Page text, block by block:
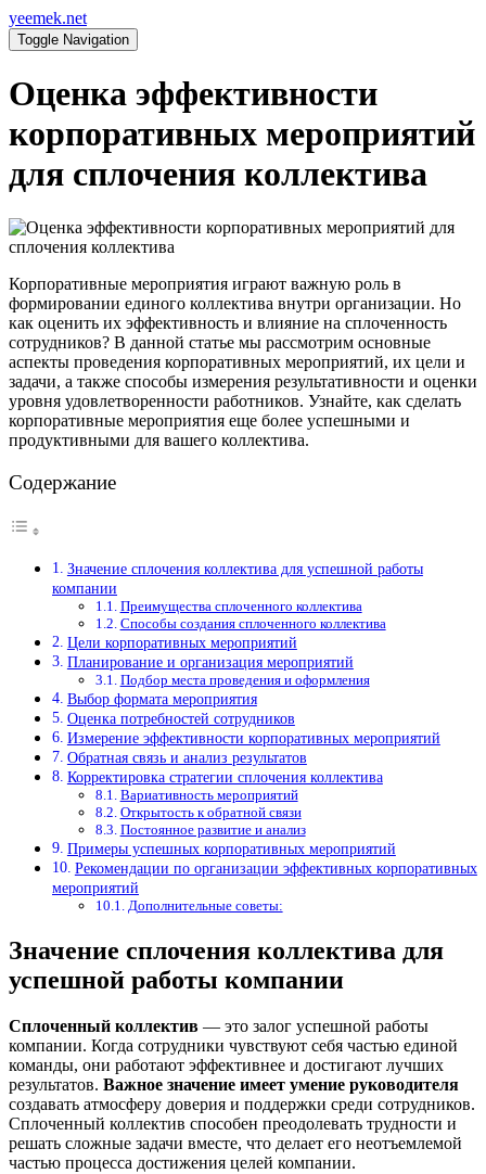
yeemek.net
Toggle Navigation
Оценка эффективности
корпоративных мероприятий
для сплочения коллектива
Корпоративные мероприятия играют важную роль в
формировании единого коллектива внутри организации. Но
как оценить их эффективность и влияние на сплоченность
сотрудников? В данной статье мы рассмотрим основные
аспекты проведения корпоративных мероприятий, их цели и
задачи, а также способы измерения результативности и оценки
уровня удовлетворенности работников. Узнайте, как сделать
корпоративные мероприятия еще более успешными и
продуктивными для вашего коллектива.
Содержание
Значение сплочения коллектива для успешной работы
компании
Преимущества сплоченного коллектива
Способы создания сплоченного коллектива
Цели корпоративных мероприятий
Планирование и организация мероприятий
Подбор места проведения и оформления
Выбор формата мероприятия
Оценка потребностей сотрудников
Измерение эффективности корпоративных мероприятий
Обратная связь и анализ результатов
Корректировка стратегии сплочения коллектива
Вариативность мероприятий
Открытость к обратной связи
Постоянное развитие и анализ
Примеры успешных корпоративных мероприятий
Рекомендации по организации эффективных корпоративных
мероприятий
Дополнительные советы:
Значение сплочения коллектива для
успешной работы компании
Сплоченный коллектив — это залог успешной работы
компании. Когда сотрудники чувствуют себя частью единой
команды, они работают эффективнее и достигают лучших
результатов. Важное значение имеет умение руководителя
создавать атмосферу доверия и поддержки среди сотрудников.
Сплоченный коллектив способен преодолевать трудности и
решать сложные задачи вместе, что делает его неотъемлемой
частью процесса достижения целей компании.